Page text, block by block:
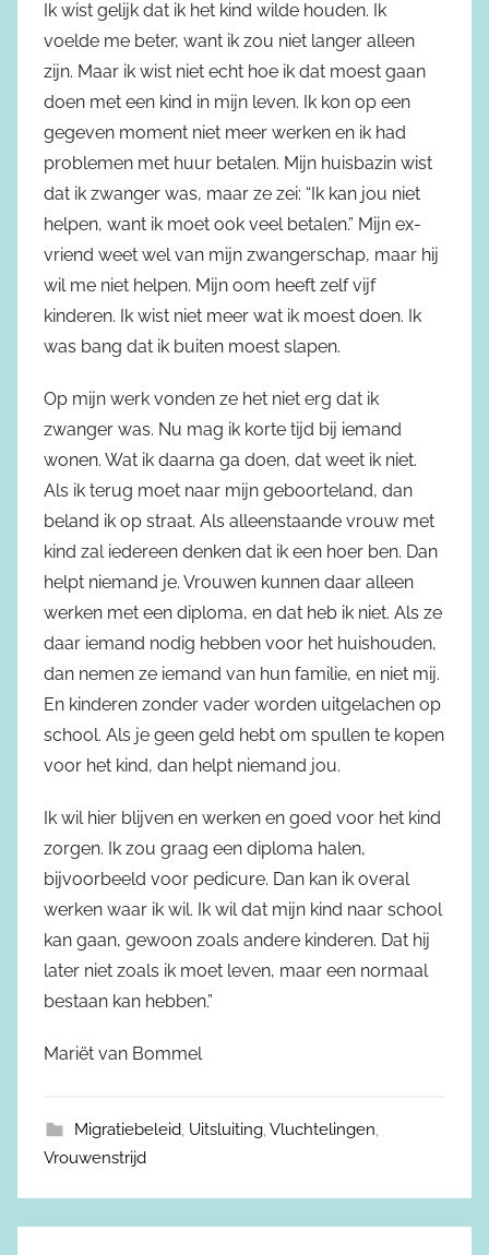
Ik wist gelijk dat ik het kind wilde houden. Ik
voelde me beter, want ik zou niet langer alleen
zijn. Maar ik wist niet echt hoe ik dat moest gaan
doen met een kind in mijn leven. Ik kon op een
gegeven moment niet meer werken en ik had
problemen met huur betalen. Mijn huisbazin wist
dat ik zwanger was, maar ze zei: “Ik kan jou niet
helpen, want ik moet ook veel betalen.” Mijn ex-
vriend weet wel van mijn zwangerschap, maar hij
wil me niet helpen. Mijn oom heeft zelf vijf
kinderen. Ik wist niet meer wat ik moest doen. Ik
was bang dat ik buiten moest slapen.
Op mijn werk vonden ze het niet erg dat ik
zwanger was. Nu mag ik korte tijd bij iemand
wonen. Wat ik daarna ga doen, dat weet ik niet.
Als ik terug moet naar mijn geboorteland, dan
beland ik op straat. Als alleenstaande vrouw met
kind zal iedereen denken dat ik een hoer ben. Dan
helpt niemand je. Vrouwen kunnen daar alleen
werken met een diploma, en dat heb ik niet. Als ze
daar iemand nodig hebben voor het huishouden,
dan nemen ze iemand van hun familie, en niet mij.
En kinderen zonder vader worden uitgelachen op
school. Als je geen geld hebt om spullen te kopen
voor het kind, dan helpt niemand jou.
Ik wil hier blijven en werken en goed voor het kind
zorgen. Ik zou graag een diploma halen,
bijvoorbeeld voor pedicure. Dan kan ik overal
werken waar ik wil. Ik wil dat mijn kind naar school
kan gaan, gewoon zoals andere kinderen. Dat hij
later niet zoals ik moet leven, maar een normaal
bestaan kan hebben.”
Mariët van Bommel
Migratiebeleid, Uitsluiting,Vluchtelingen,
Vrouwenstrijd